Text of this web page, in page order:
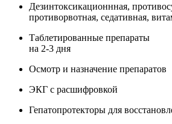
Дезинтоксикационнная,
противорвотная, седативная,
Таблетированные препараты
на 2-3 дня
Осмотр и назначение препаратов
ЭКГ с расшифровкой
Гепатопротекторы для